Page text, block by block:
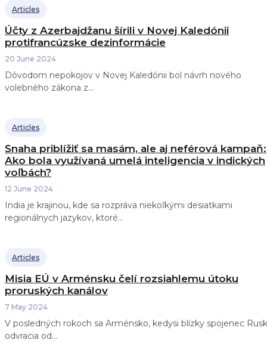
Articles
Účty z Azerbajdžanu šírili v Novej Kaledónii
protifrancúzske dezinformácie
20 June 2024
Dôvodom nepokojov v Novej Kaledónii bol návrh nového
volebného zákona z...
Articles
Snaha priblížiť sa masám, ale aj neférová kampaň:
Ako bola využívaná umelá inteligencia v indických
voľbách?
12 June 2024
India je krajinou, kde sa rozpráva niekoľkými desiatkami
regionálnych jazykov, ktoré...
Articles
Misia EÚ v Arménsku čelí rozsiahlemu útoku
proruských kanálov
7 May 2024
V posledných rokoch sa Arménsko, kedysi blízky spojenec
odvracia od...